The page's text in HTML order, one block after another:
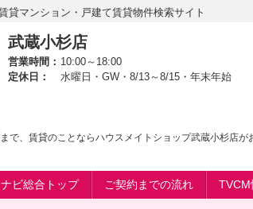
貸マンション・戸建て賃貸物件検索サイト
武蔵小杉店
営業時間： 10:00～18:00
定休日：
水曜日・GW・8/13～8/15・年末年始
で、賃貸のことならハウスメイトショップ武蔵小杉店
ビ総合トップ ご契約までの流れ TVCM